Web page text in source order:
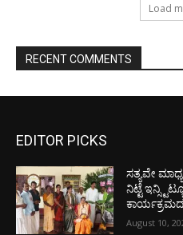
Load
RECENT COMMENTS
EDITOR PICKS
ಸತ್ಯವೇ
ನಿಟ್ಟೆ
August 10,